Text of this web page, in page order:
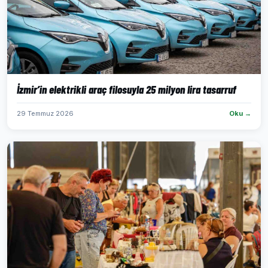
İzmir’in elektrikli araç filosuyla 25 milyon lira tasarruf
29 Temmuz 2026 Oku →